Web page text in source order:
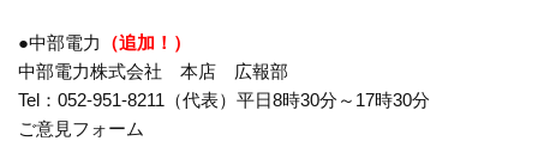
●中部電力
（追加！）
中部電力株式会社 本店 広報部
Tel：052-951-8211（代表）平日8時30分～17時30分
ご意見フォーム